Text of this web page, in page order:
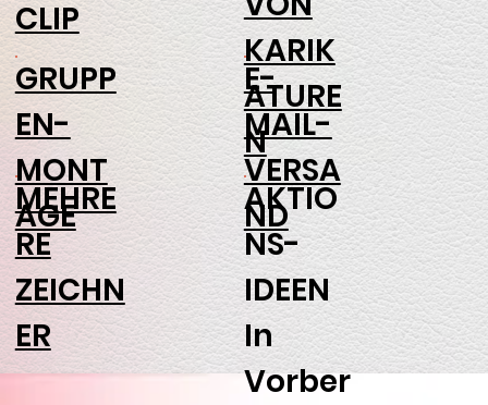
CLIP
KARIK
ATURE
N
GRUPP
EN-
MONT
AGE
E-
MAIL-
VERSA
ND
MEHRE
RE
ZEICHN
ER
AKTIO
NS-
IDEEN
In
Vorber